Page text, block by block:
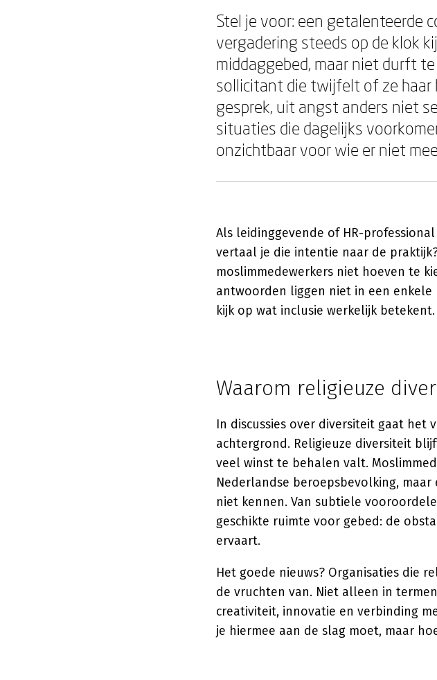
Stel je voor: een getalenteerde
vergadering steeds op de klok
middaggebed, maar niet durft
sollicitant die twijfelt of ze
gesprek, uit angst anders niet
situaties die dagelijks
onzichtbaar voor wie er niet
Als leidinggevende of HR-
vertaal je die intentie naar de
moslimmedewerkers niet hoeven te
antwoorden liggen niet in een
kijk op wat inclusie werkelijk betekent.
Waarom religieuze
In discussies over diversiteit gaat
achtergrond. Religieuze diversiteit
veel winst te behalen valt.
Nederlandse beroepsbevolking,
niet kennen. Van subtiele
geschikte ruimte voor gebed: de
ervaart.
Het goede nieuws? Organisaties die
de vruchten van. Niet alleen in
creativiteit, innovatie en verbinding
je hiermee aan de slag moet, maar